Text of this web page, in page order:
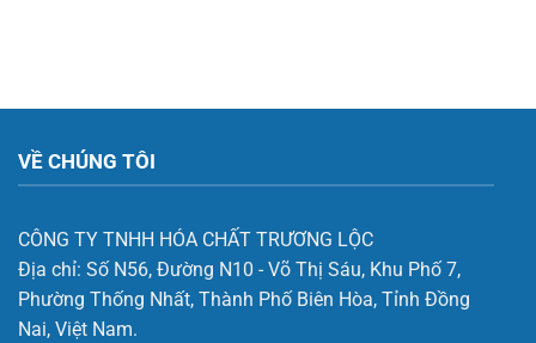
VỀ CHÚNG TÔI
CÔNG TY TNHH HÓA CHẤT TRƯƠNG LỘC
Địa chỉ: Số N56, Đường N10 - Võ Thị Sáu, Khu Phố 7,
Phường Thống Nhất, Thành Phố Biên Hòa, Tỉnh Đồng
Nai, Việt Nam.